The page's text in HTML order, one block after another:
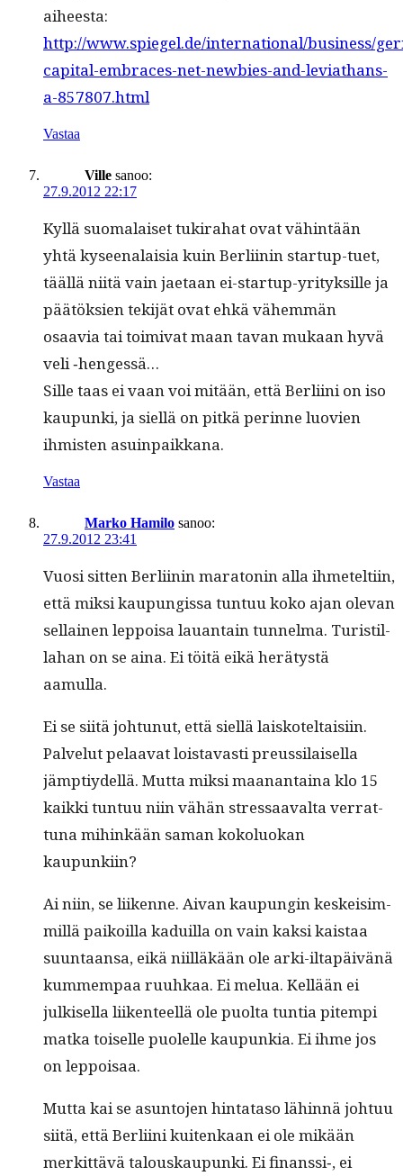
aiheesta:
http://www.spiegel.de/international/business/
capital-embraces-net-newbies-and-leviathans-
a-857807.html
Vastaa
Ville sanoo:
27.9.2012 22:17
Kyl­lä suo­ma­laiset tuki­ra­hat ovat vähin­tään
yhtä kyseenalaisia kuin Berli­inin start­up-tuet,
tääl­lä niitä vain jae­taan ei-start­up-yri­tyk­sille ja
päätök­sien tek­i­jät ovat ehkä vähem­män
osaavia tai toimi­vat maan tavan mukaan hyvä
veli ‑hengessä…
Sille taas ei vaan voi mitään, että Berli­i­ni on iso
kaupun­ki, ja siel­lä on pitkä perinne luovien
ihmis­ten asuinpaikkana.
Vastaa
Marko Hamilo sanoo:
27.9.2012 23:41
Vuosi sit­ten Berli­inin mara­tonin alla ihme­telti­in,
että mik­si kaupungis­sa tun­tuu koko ajan ole­van
sel­l­ainen lep­poisa lauan­tain tun­nel­ma. Tur­is­til­
la­han on se aina. Ei töitä eikä herä­tys­tä
aamulla.
Ei se siitä johtunut, että siel­lä laiskoteltaisi­in.
Palve­lut pelaa­vat lois­tavasti preussi­laisel­la
jämp­tiy­del­lä. Mut­ta mik­si maanan­taina klo 15
kaik­ki tun­tuu niin vähän stres­saaval­ta ver­rat­
tuna mihinkään saman kokolu­okan
kaupunkiin?
Ai niin, se liikenne. Aivan kaupun­gin keskeisim­
mil­lä paikoil­la kaduil­la on vain kak­si kaistaa
suun­taansa, eikä niil­läkään ole arki-iltapäivänä
kum­mem­paa ruuhkaa. Ei melua. Kel­lään ei
julkisel­la liiken­teel­lä ole puol­ta tun­tia pitem­pi
mat­ka toiselle puolelle kaupunkia. Ei ihme jos
on leppoisaa.
Mut­ta kai se asun­to­jen hin­tata­so lähin­nä johtuu
siitä, että Berli­i­ni kuitenkaan ei ole mikään
merkit­tävä talouskaupun­ki. Ei finanssi‑, ei